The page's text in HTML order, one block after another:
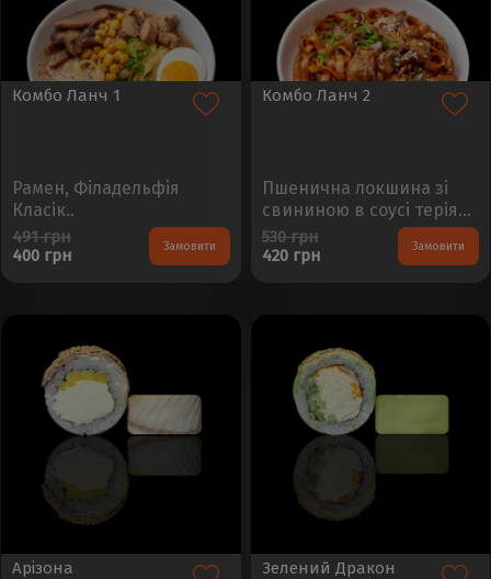
Комбо Ланч 1
Рамен, Філадельфія
Класік..
400 грн
491 грн Замовити
Комбо Ланч 2
Пшенична локшина зі
свининою в соусі теріякі,
Гаряча Каліфорнія..
420 грн
530 грн Замовити
Арізона Зелений Дракон